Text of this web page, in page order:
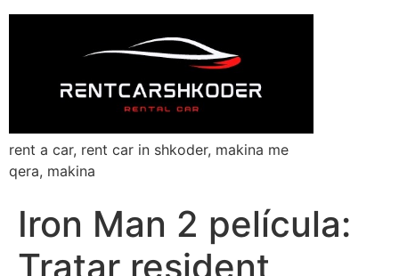
rent a car, rent car in shkoder, makina me
qera, makina
Iron Man 2 película:
Tratar resident